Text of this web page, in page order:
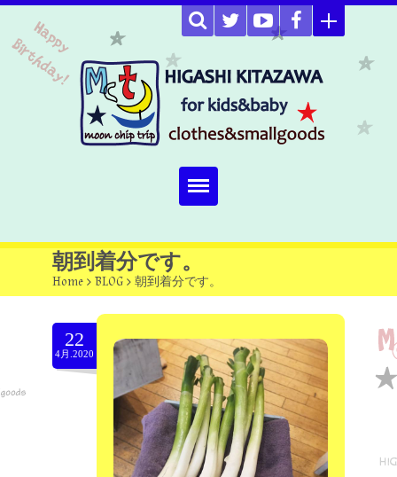
Home
about
Select item
omutucake
moon chip trip original
my account
朝到着分です。
Home > BLOG > 朝到着分です。
22
4月.2020